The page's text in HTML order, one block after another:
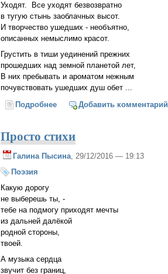
Уходят. Все уходят безвозвратно
в тугую стынь заоблачных высот.
И творчество ушедших - необъятно,
описанных немыслимо красот.
Грустить в тиши уединений прежних
прошедших над земной планетой лет,
В них пребывать и ароматом нежным
почувствовать ушедших душ обет ...
Подробнеео Вне времени
Добавить комментарий
Просто стихи
Галина Пысина, 29/12/2016 — 19:13
Поэзия
Какую дорогу
не выберешь ты, -
тебе на подмогу приходят мечты
из дальней далёкой
родной стороны,
твоей.
А музыка сердца
звучит без границ,